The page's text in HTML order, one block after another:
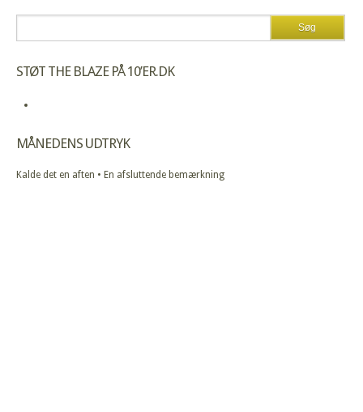
STØT THE BLAZE PÅ 10’ER.DK
MÅNEDENS UDTRYK
Kalde det en aften • En afsluttende bemærkning